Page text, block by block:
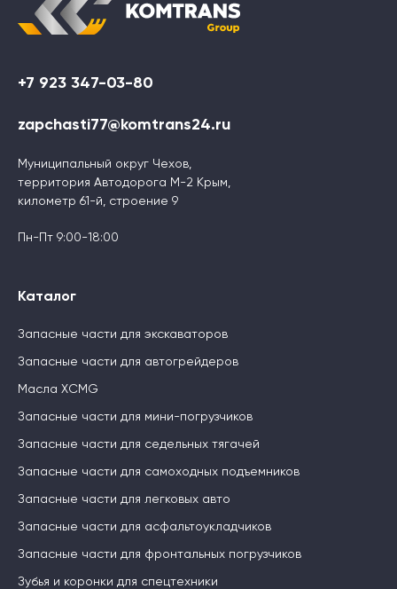
+7 923 347-03-80
zapchasti77@komtrans24.ru
Муниципальный округ Чехов,
территория Автодорога М-2 Крым,
километр 61-й, строение 9
Пн-Пт 9:00-18:00
Каталог
Запасные части для экскаваторов
Запасные части для автогрейдеров
Масла XCMG
Запасные части для мини-погрузчиков
Запасные части для седельных тягачей
Запасные части для самоходных подъемников
Запасные части для легковых авто
Запасные части для асфальтоукладчиков
Запасные части для фронтальных погрузчиков
Зубья и коронки для спецтехники